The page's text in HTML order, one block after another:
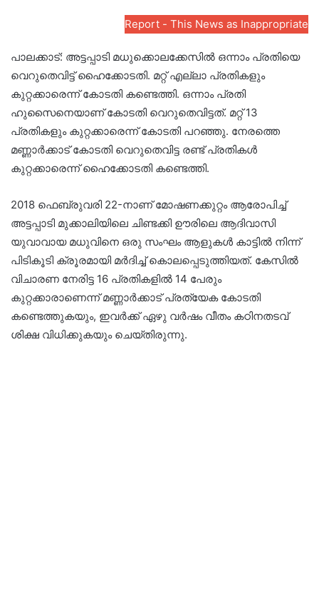
Report - This News as Inappropriate
പാലക്കാട്: അട്ടപ്പാടി മധുക്കൊലക്കേസില്‍ ഒന്നാം പ്രതിയെ
വെറുതെവിട്ട് ഹൈക്കോടതി. മറ്റ് എല്ലാ പ്രതികളും
കുറ്റക്കാരെന്ന് കോടതി കണ്ടെത്തി. ഒന്നാം പ്രതി
ഹുസൈനെയാണ് കോടതി വെറുതെവിട്ടത്. മറ്റ് 13
പ്രതികളും കുറ്റക്കാരെന്ന് കോടതി പറഞ്ഞു. നേരത്തെ
മണ്ണാർക്കാട് കോടതി വെറുതെവിട്ട രണ്ട് പ്രതികൾ
കുറ്റക്കാരെന്ന് ഹൈക്കോടതി കണ്ടെത്തി.
2018 ഫെബ്രുവരി 22-നാണ് മോഷണക്കുറ്റം ആരോപിച്ച്
അട്ടപ്പാടി മുക്കാലിയിലെ ചിണ്ടക്കി ഊരിലെ ആദിവാസി
യുവാവായ മധുവിനെ ഒരു സംഘം ആളുകൾ കാട്ടിൽ നിന്ന്
പിടികൂടി ക്രൂരമായി മർദിച്ച് കൊലപ്പെടുത്തിയത്. കേസിൽ
വിചാരണ നേരിട്ട 16 പ്രതികളിൽ 14 പേരും
കുറ്റക്കാരാണെന്ന് മണ്ണാർക്കാട് പ്രത്യേക കോടതി
കണ്ടെത്തുകയും, ഇവർക്ക് ഏഴു വർഷം വീതം കഠിനതടവ്
ശിക്ഷ വിധിക്കുകയും ചെയ്തിരുന്നു.